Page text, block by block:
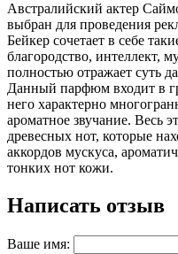
Австралийский актер
выбран для проведения
Бейкер сочетает в себе
благородство, интеллект,
полностью отражает суть
Данный парфюм входит в
него характерно
ароматное звучание. Весь
древесных нот, которые
аккордов мускуса,
тонких нот кожи.
Написать отзыв
Ваше имя: